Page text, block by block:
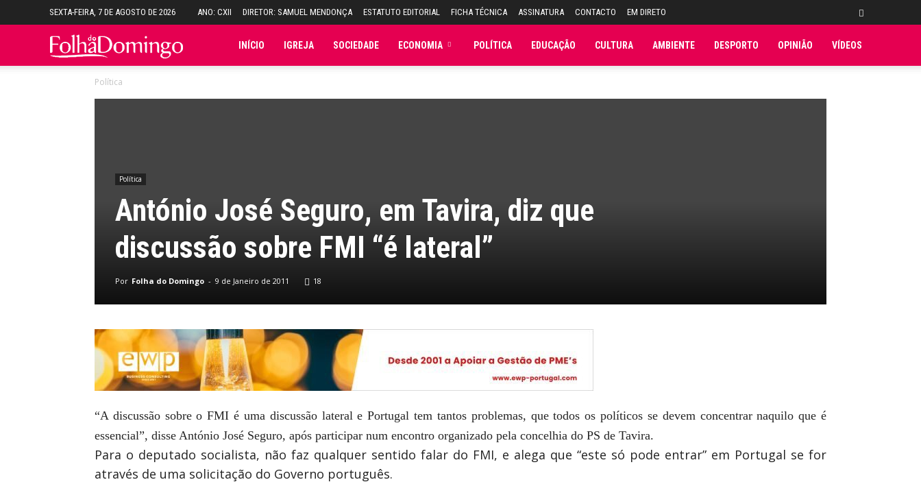
SEXTA-FEIRA, 7 DE AGOSTO DE 2026 ANO: CXII DIRETOR: SAMUEL MENDONÇA ESTATUTO EDITORIAL FICHA TÉCNICA ASSINATURA CONTACTO EM DIRETO
Folha INÍCIO IGREJA SOCIEDADE ECONOMIA POLÍTICA EDUCAÇÃO CULTURA AMBIENTE DESPORTO OPINIÃO VÍDEOS
Política
Política
António José Seguro, em Tavira, diz que
discussão sobre FMI “é lateral”
Por Folha do Domingo - 9 de Janeiro de 2011 18
“A discussão sobre o FMI é uma discussão lateral e Portugal tem tantos problemas, que todos os políticos se devem concentrar naquilo que é
essencial”, disse António José Seguro, após participar num encontro organizado pela concelhia do PS de Tavira.
Para o deputado socialista, não faz qualquer sentido falar do FMI, e alega que “este só pode entrar” em Portugal se for
através de uma solicitação do Governo português.